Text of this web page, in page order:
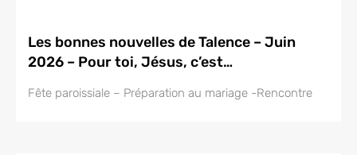
Les bonnes nouvelles de Talence – Juin
2026 – Pour toi, Jésus, c’est…
Fête paroissiale – Préparation au mariage -Rencontre